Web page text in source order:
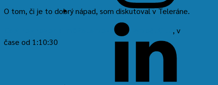
O tom, či je to dobrý nápad, som diskutoval v Teleráne.
Celý rozhovor si môžete pozrieť a vypočuť tu , v
čase od 1:10:30